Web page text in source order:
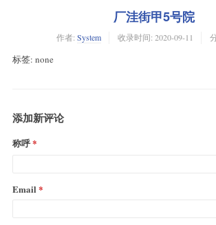
厂洼街甲5号院
作者: System 收录时间: 2020-09-11
标签: none
添加新评论
称呼
Email